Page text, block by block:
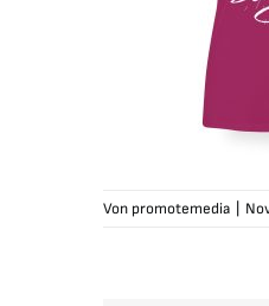
Von promotemedia